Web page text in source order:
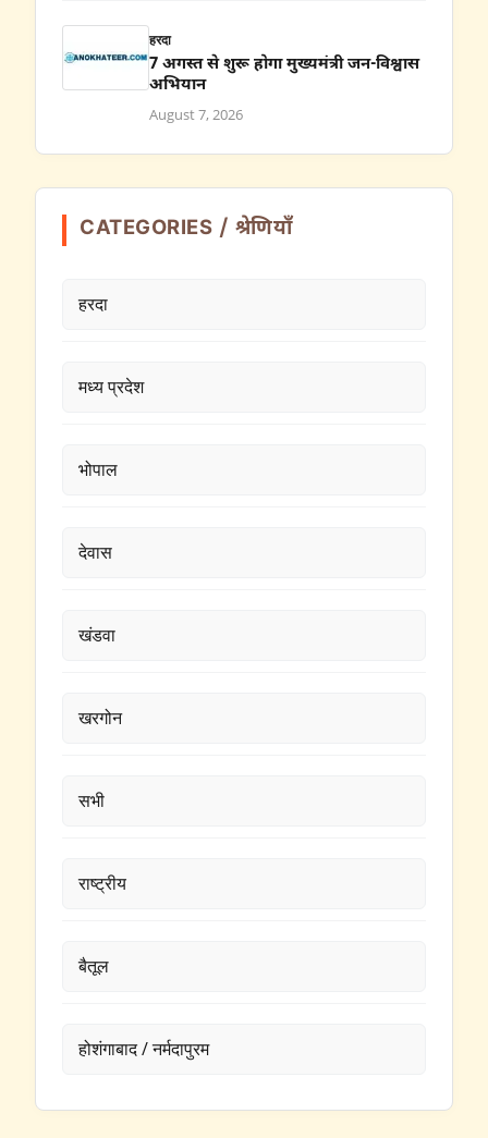
हरदा
7 अगस्त से शुरू होगा मुख्यमंत्री जन-विश्वास
अभियान
August 7, 2026
CATEGORIES / श्रेणियाँ
हरदा
मध्य प्रदेश
भोपाल
देवास
खंडवा
खरगोन
सभी
राष्ट्रीय
बैतूल
होशंगाबाद / नर्मदापुरम